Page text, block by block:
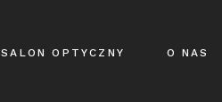
SALON OPTYCZNY O NAS